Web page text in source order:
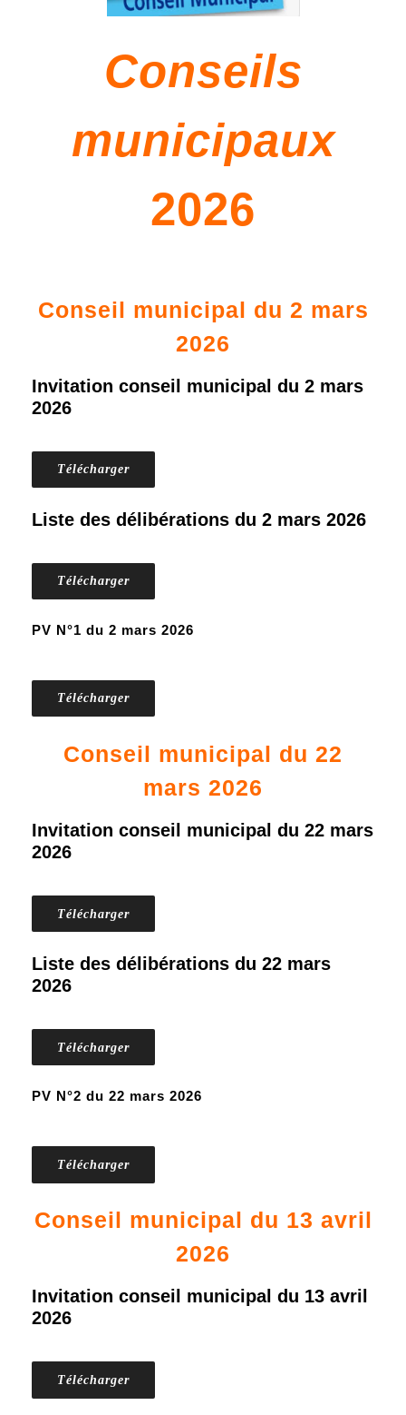
Conseils
municipaux
2026
Conseil municipal du 2 mars
2026
Invitation conseil municipal du 2 mars
2026
Télécharger
Liste des délibérations du 2 mars 2026
Télécharger
PV N°1 du 2 mars 2026
Télécharger
Conseil municipal du 22
mars 2026
Invitation conseil municipal du 22 mars
2026
Télécharger
Liste des délibérations du 22 mars
2026
Télécharger
PV N°2 du 22 mars 2026
Télécharger
Conseil municipal du 13 avril
2026
Invitation conseil municipal du 13 avril
2026
Télécharger